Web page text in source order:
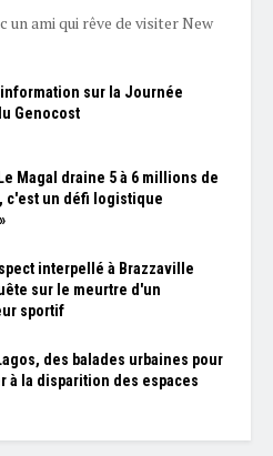
un ami qui rêve de visiter New
sur la Journée
Genocost
Magal draine 5 à 6 millions de
c'est un défi logistique
interpellé à Brazzaville
sur le meurtre d'un
sportif
des balades urbaines pour
à la disparition des espaces